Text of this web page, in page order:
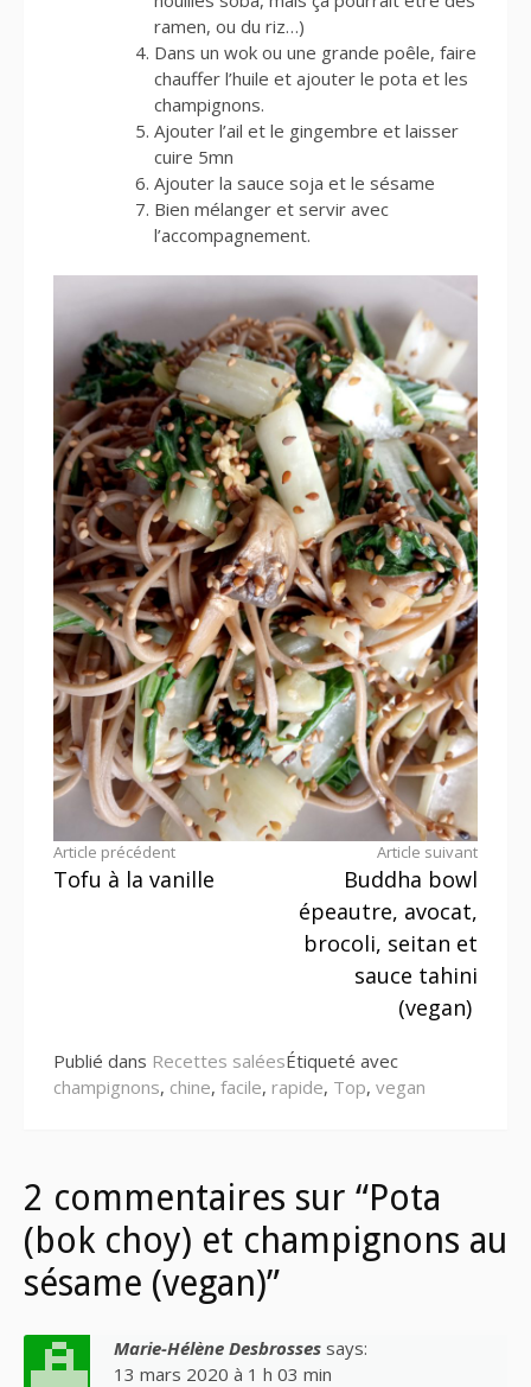
ramen, ou du riz…)
Dans un wok ou une grande poêle, faire
chauffer l’huile et ajouter le pota et les
champignons.
Ajouter l’ail et le gingembre et laisser
cuire 5mn
Ajouter la sauce soja et le sésame
Bien mélanger et servir avec
l’accompagnement.
Lire
Article précédent
Tofu à la vanille
Article suivant
Buddha bowl
épeautre, avocat,
brocoli, seitan et
sauce tahini
(vegan)
Publié dans Recettes saléesÉtiqueté avec
champignons, chine, facile, rapide, Top, vegan
2 commentaires sur “Pota
(bok choy) et champignons au
sésame (vegan)”
Marie-Hélène Desbrosses says:
13 mars 2020 à 1 h 03 min